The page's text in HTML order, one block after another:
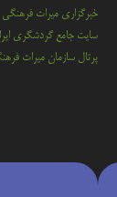
خبرگزاری میراث فرهنگی
سايت جامع گردشگري
پرتال سازمان ميراث